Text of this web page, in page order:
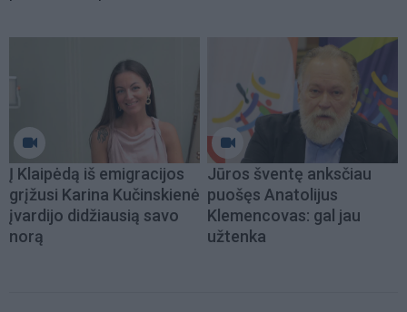
Į Klaipėdą iš emigracijos
grįžusi Karina Kučinskienė
įvardijo didžiausią savo
norą
Jūros šventę anksčiau
puošęs Anatolijus
Klemencovas: gal jau
užtenka